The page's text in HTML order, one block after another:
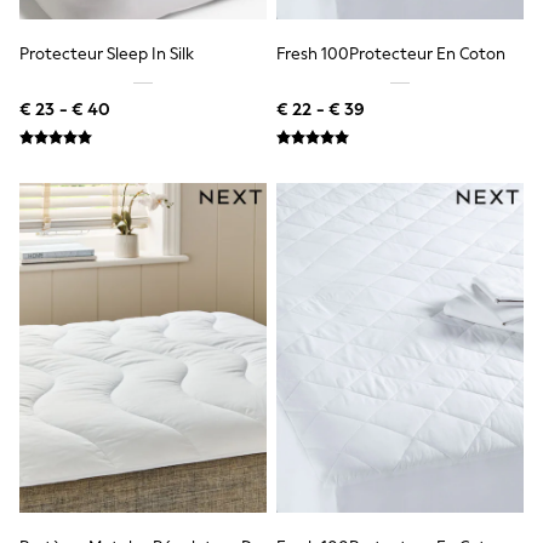
Crocs
Havaianas
Skechers
GIRLS
New in from Next
New In
Trending: Top & Short Sets
Trending: Clogs
50 - 92cm
98 - 110cm
116 - 134cm
140 - 174cm
All Clothing
Dresses
Shorts & Skirts
Coats & Jackets
Protecteur Sleep In Silk
€ 23 - € 40
Fresh 100Protecteur En Coton
€ 22 - € 39